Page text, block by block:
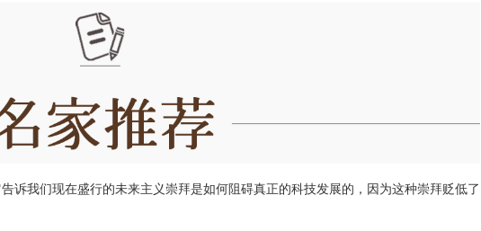
诉我们现在盛行的未来主义崇拜是如何阻碍真正的科技发展的，因为这种崇拜贬低了